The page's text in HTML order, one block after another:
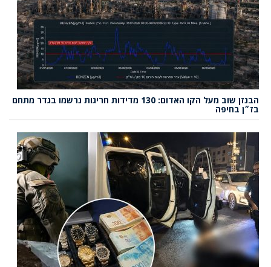
הבנזן שוב מעל הקו האדום: 130 מדידות חריגות נרשמו בגדר מתחם
בז״ן בחיפה